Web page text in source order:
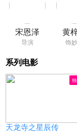
宋恩泽
导演
黄
饰
系列电影
天龙寺之星辰传